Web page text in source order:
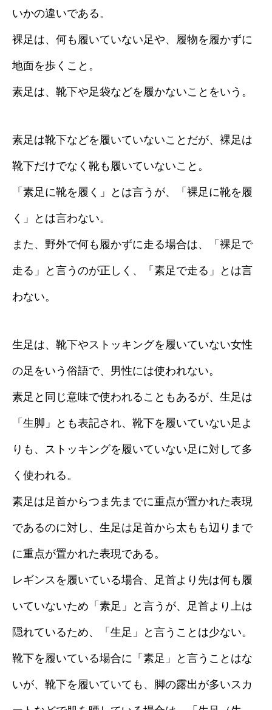
いかの違いである。
裸足は、何も履いていない足や、履物を履かずに
地面を歩くこと。
素足は、靴下や足袋などを履かないことをいう。
素足は靴下などを履いていないことだが、裸足は
靴下だけでなく靴も履いていないこと。
「素足に靴を履く」とは言うが、「裸足に靴を履
く」とは言わない。
また、野外で何も履かずに走る場合は、「裸足で
走る」と言うのが正しく、「素足で走る」とは言
わない。
生足は、靴下やストッキングを履いていない女性
の足をいう俗語で、男性には使われない。
素足と同じ意味で使われることもあるが、生足は
「生脚」とも表記され、靴下を履いていない足よ
りも、ストッキングを履いていない足に対して多
く使われる。
素足は足首からつま先までに重点が置かれた表現
であるのに対し、生足は足首から太もも辺りまで
に重点が置かれた表現である。
レギンスを履いている場合、足首より先は何も履
いていないため「素足」と言うが、足首より上は
隠れているため、「生足」と言うことは少ない。
靴下を履いている場合に「素足」と言うことはな
いが、靴下を履いていても、脚の露出が多いスカ